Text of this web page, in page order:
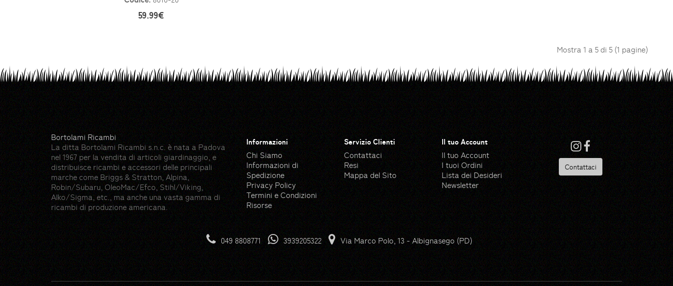
59.99€
Mostra 1 a 5 di 5 (1 pagine)
Bortolami Ricambi
La ditta Bortolami Ricambi s.n.c. è nata a Padova
nel 1967 per la vendita di articoli giardinaggio, e
distribuisce ricambi e accessori delle principali
marche come Briggs & Stratton, Alpina,
Robin/Subaru, OleoMac/Efco, Stihl/Viking,
Alko/Sigma, etc., ma anche una vasta gamma di
ricambi di produzione americana.
Informazioni
Chi Siamo
Informazioni di
Spedizione
Privacy Policy
Termini e Condizioni
Risorse
Servizio Clienti
Contattaci
Resi
Mappa del Sito
Il tuo Account
Il tuo Account
I tuoi Ordini
Lista dei Desideri
Newsletter
Contattaci
Hedge icons created by photo3idea_studio - Flaticon
Trimmer icons created by Freepik - Flaticon
Pump icons created by Good Ware - Flaticon
Grass icons created by Freepik - Flaticon
049 8808771 3939205322 Via Marco Polo, 13 - Albignasego (PD)